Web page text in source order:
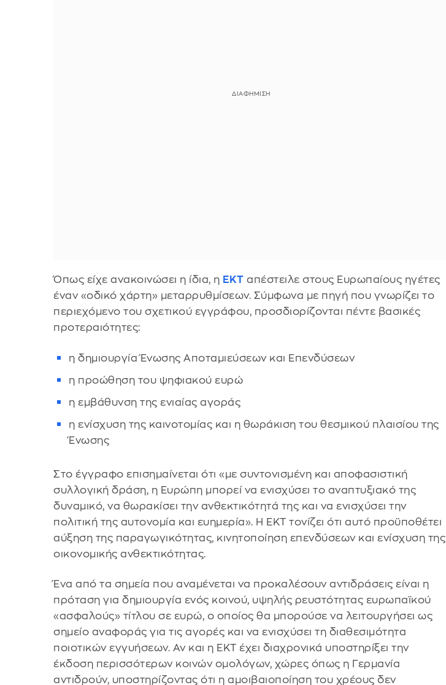
Όπως είχε ανακοινώσει η ίδια, η ΕΚΤ απέστειλε στους Ευρωπαίους ηγέτες
έναν «οδικό χάρτη» μεταρρυθμίσεων. Σύμφωνα με πηγή που γνωρίζει το
περιεχόμενο του σχετικού εγγράφου, προσδιορίζονται πέντε βασικές
προτεραιότητες:
η δημιουργία Ένωσης Αποταμιεύσεων και Επενδύσεων
η προώθηση του ψηφιακού ευρώ
η εμβάθυνση της ενιαίας αγοράς
η ενίσχυση της καινοτομίας και η θωράκιση του θεσμικού πλαισίου της
Ένωσης
Στο έγγραφο επισημαίνεται ότι «με συντονισμένη και αποφασιστική
συλλογική δράση, η Ευρώπη μπορεί να ενισχύσει το αναπτυξιακό της
δυναμικό, να θωρακίσει την ανθεκτικότητά της και να ενισχύσει την
πολιτική της αυτονομία και ευημερία». Η ΕΚΤ τονίζει ότι αυτό προϋποθέτει
αύξηση της παραγωγικότητας, κινητοποίηση επενδύσεων και ενίσχυση της
οικονομικής ανθεκτικότητας.
Ένα από τα σημεία που αναμένεται να προκαλέσουν αντιδράσεις είναι η
πρόταση για δημιουργία ενός κοινού, υψηλής ρευστότητας ευρωπαϊκού
«ασφαλούς» τίτλου σε ευρώ, ο οποίος θα μπορούσε να λειτουργήσει ως
σημείο αναφοράς για τις αγορές και να ενισχύσει τη διαθεσιμότητα
ποιοτικών εγγυήσεων. Αν και η ΕΚΤ έχει διαχρονικά υποστηρίξει την
έκδοση περισσότερων κοινών ομολόγων, χώρες όπως η Γερμανία
αντιδρούν, υποστηρίζοντας ότι η αμοιβαιοποίηση του χρέους δεν